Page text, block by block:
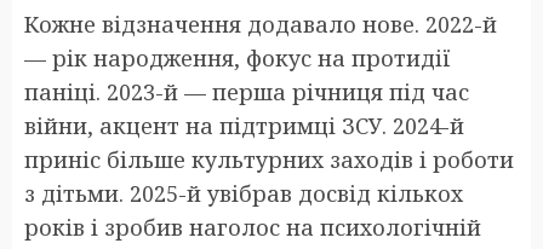
Кожне відзначення додавало нове. 2022-й
— рік народження, фокус на протидії
паніці. 2023-й — перша річниця під час
війни, акцент на підтримці ЗСУ. 2024-й
приніс більше культурних заходів і роботи
з дітьми. 2025-й увібрав досвід кількох
років і зробив наголос на психологічній